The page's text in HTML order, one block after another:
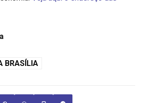
BRASÍLIA